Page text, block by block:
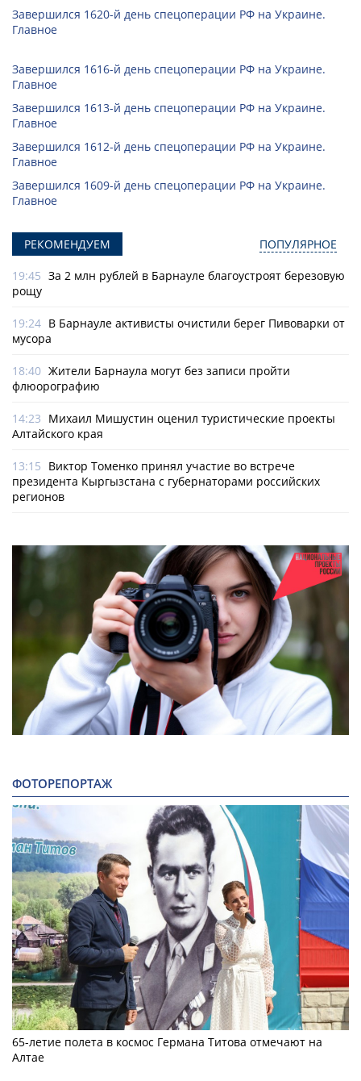
Завершился 1620-й день спецоперации РФ на Украине.
Главное
Завершился 1616-й день спецоперации РФ на Украине.
Главное
Завершился 1613-й день спецоперации РФ на Украине.
Главное
Завершился 1612-й день спецоперации РФ на Украине.
Главное
Завершился 1609-й день спецоперации РФ на Украине.
Главное
РЕКОМЕНДУЕМ ПОПУЛЯРНОЕ
19:45 За 2 млн рублей в Барнауле благоустроят березовую
рощу
19:24 В Барнауле активисты очистили берег Пивоварки от
мусора
18:40 Жители Барнаула могут без записи пройти
флюорографию
14:23 Михаил Мишустин оценил туристические проекты
Алтайского края
13:15 Виктор Томенко принял участие во встрече
президента Кыргызстана с губернаторами российских
регионов
ФОТОРЕПОРТАЖ
65-летие полета в космос Германа Титова отмечают на
Алтае